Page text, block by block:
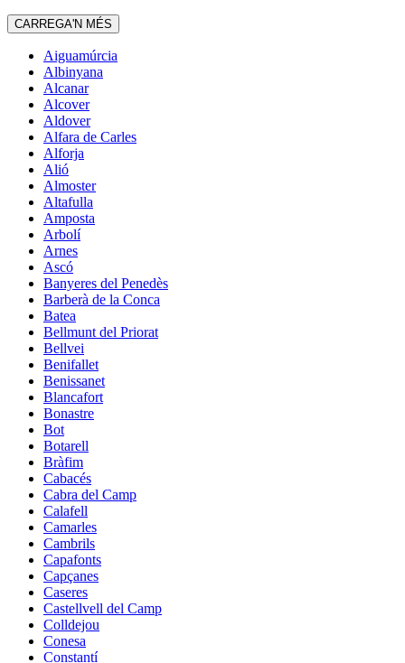
CARREGA'N MÉS
Aiguamúrcia
Albinyana
Alcanar
Alcover
Aldover
Alfara de Carles
Alforja
Alió
Almoster
Altafulla
Amposta
Arbolí
Arnes
Ascó
Banyeres del Penedès
Barberà de la Conca
Batea
Bellmunt del Priorat
Bellvei
Benifallet
Benissanet
Blancafort
Bonastre
Bot
Botarell
Bràfim
Cabacés
Cabra del Camp
Calafell
Camarles
Cambrils
Capafonts
Capçanes
Caseres
Castellvell del Camp
Colldejou
Conesa
Constantí